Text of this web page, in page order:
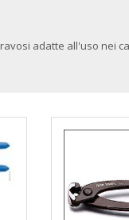
adatte all'uso nei